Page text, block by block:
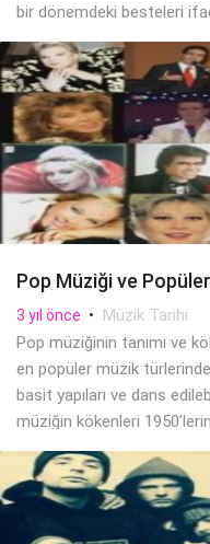
bir dönemdeki besteleri
Pop Müziği ve
3 yıl önce • Müzik Tarihi
Pop müziğinin tanımı ve
en popüler müzik
basit yapıları ve dans
müziğin kökenleri 1950’lerin